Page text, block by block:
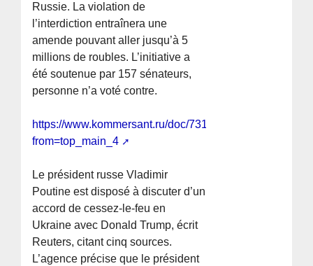
Russie. La violation de
l’interdiction entraînera une
amende pouvant aller jusqu’à 5
millions de roubles. L’initiative a
été soutenue par 157 sénateurs,
personne n’a voté contre.
https://www.kommersant.ru/doc/7312280?
from=top_main_4
Le président russe Vladimir
Poutine est disposé à discuter d’un
accord de cessez-le-feu en
Ukraine avec Donald Trump, écrit
Reuters, citant cinq sources.
L’agence précise que le président